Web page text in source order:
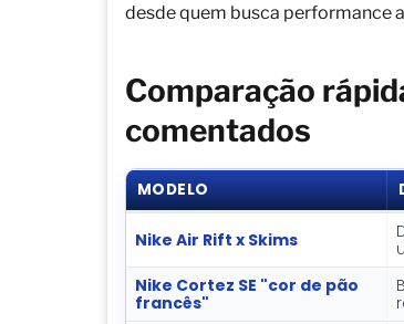
desde quem busca performance
Comparação
comentados
MODELO
Nike Air Rift x Skims
Nike Cortez SE "cor de pão
francês"